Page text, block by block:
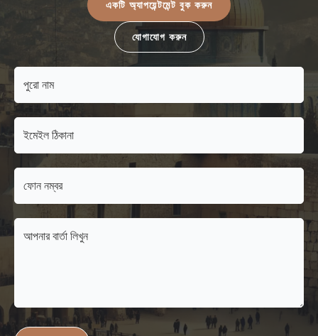
একটি অ্যাপয়েন্টমেন্ট বুক করুন
যোগাযোগ করুন